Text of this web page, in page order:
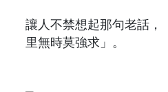
讓人不禁想起那句老話，
里無時莫強求」。